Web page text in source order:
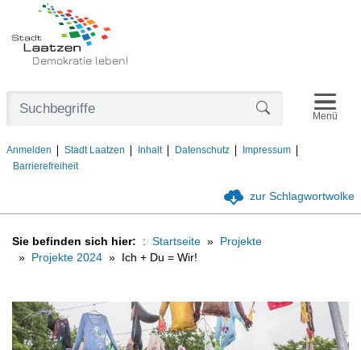
Demokratie leben!
Anmelden Stadt Laatzen Inhalt Datenschutz
Impressum
Barrierefreiheit
Menü
zur Schlagwortwolke
Sie befinden sich hier: Startseite
Projekte
Projekte 2024
Ich + Du = Wir!